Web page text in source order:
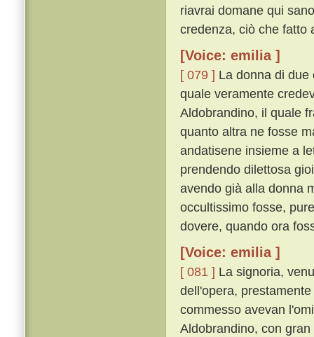
riavrai domane qui
credenza, ciò che fatto
[Voice: emilia ]
[ 079 ] La donna di
quale veramente
Aldobrandino, il quale
quanto altra ne fosse
andatisene insieme a
prendendo dilettosa
avendo già alla donna
occultissimo fosse,
dovere, quando ora
[Voice: emilia ]
[ 081 ] La signoria,
dell'opera,
commesso avevan
Aldobrandino, con